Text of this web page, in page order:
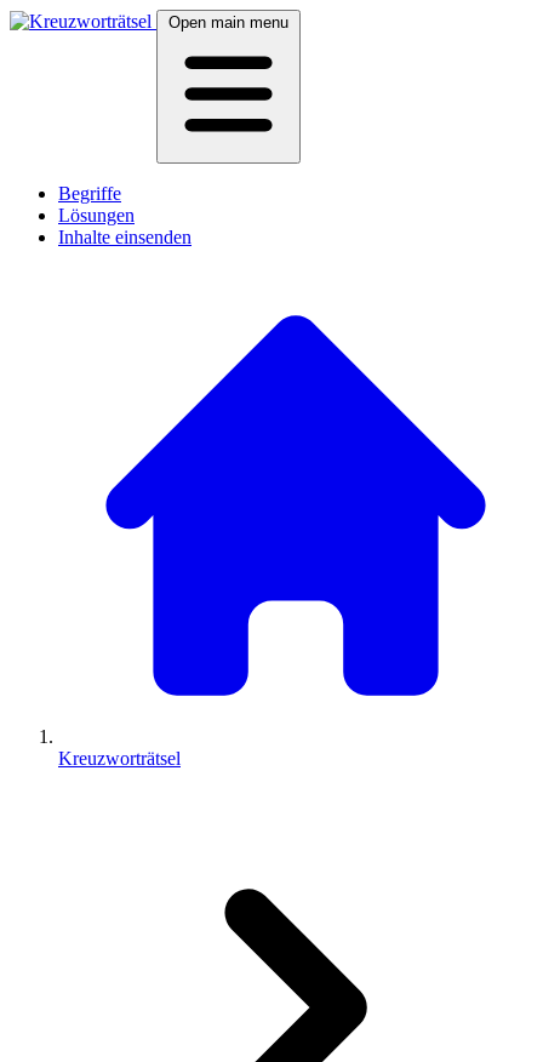
Open main menu
Begriffe
Lösungen
Inhalte einsenden
Kreuzworträtsel